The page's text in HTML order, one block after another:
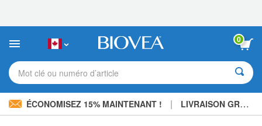
:
site
comprend
un
d'accessibilité.
0
Mot clé ou numéro d’article
ÉCONOMISEZ 15% MAINTENANT ! | LIVRAISON GRATUITE